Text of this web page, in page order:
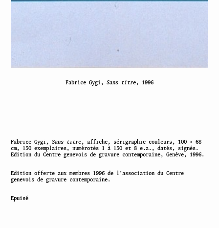
Fabrice Gygi, Sans titre, 1996
Fabrice Gygi,Sans titre, affiche, sérigraphie couleurs, 100 × 68
cm, 150 exemplaires, numérotés 1 à 150 et 8 e.a., datés, signés.
Edition du Centre genevois de gravure contemporaine, Genève, 1996.
Edition offerte aux membres 1996 de l’association du Centre
genevois de gravure contemporaine.
Epuisé